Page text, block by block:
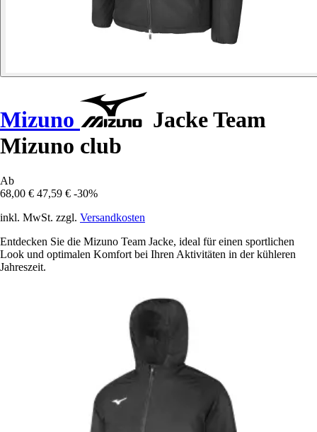
Mizuno
Jacke Team
Mizuno club
Ab
68,00 € 47,59 € -30%
inkl. MwSt. zzgl. Versandkosten
Entdecken Sie die Mizuno Team Jacke, ideal für einen sportlichen
Look und optimalen Komfort bei Ihren Aktivitäten in der kühleren
Jahreszeit.